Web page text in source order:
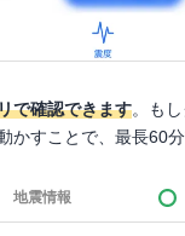
で確認できます。も
すことで、最長60分
地震情報